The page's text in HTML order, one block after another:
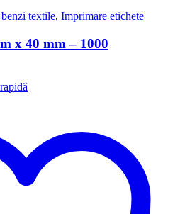
textile, Imprimare etichete
x 40 mm – 1000